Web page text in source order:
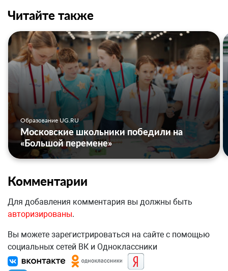
Читайте также
Образование UG.RU
Московские школьники победили на
«Большой перемене»
Комментарии
Для добавления комментария вы должны быть
авторизированы.
Вы можете зарегистрироваться на сайте с помощью
социальных сетей ВК и Одноклассники